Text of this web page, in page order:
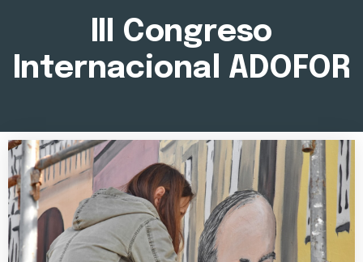
III Congreso
Internacional ADOFOR